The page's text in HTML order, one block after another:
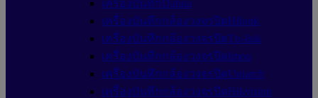
เครื่องบันทึกDahua
เครื่องบันทึกกล้องวงจรปิดHilook
เครื่องบันทึกกล้องวงจรปิดTp-link
เครื่องบันทึกกล้องวงจรปิดImou
เครื่องบันทึกกล้องวงจรปิดUniarch
เครื่องบันทึกกล้องวงจรปิดHikvision